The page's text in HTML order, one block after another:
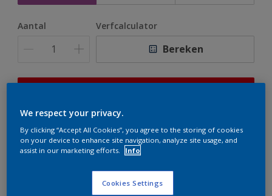
Aantal Verfcalculator
Bereken
er hard aan om de voorraad aan te vullen.
We respect your privacy.
By clicking “Accept All Cookies”, you agree to the storing of cookies
on your device to enhance site navigation, analyze site usage, and
assist in our marketing efforts.
Info
Cookies Settings